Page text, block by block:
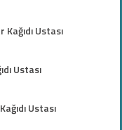
Ustası
Ustası
Ustası